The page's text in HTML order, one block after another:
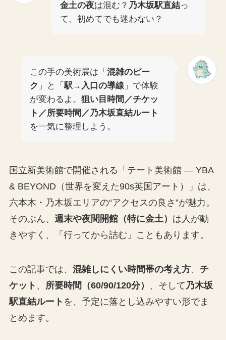
金土の夜は混む？ 乃木坂駅直結っ
て、初めてでも迷わない？
この手の美術展は「 混雑のピー
ク 」と「駅→入口の導線」で体験
が変わるよ。 狙い目時間／チケッ
ト／所要時間／乃木坂直結ルート
を一気に整理しよう。
国立新美術館で開催される「テート美術館 ― YBA
& BEYOND（世界を変えた90s英国アート）」は、
六本木・乃木坂エリアの“アクセスの良さ”が魅力。
そのぶん、 週末や夜間開館（特に金土） は人が動
きやすく、「行ってから詰む」こともあります。
この記事では、 混雑しにくい時間帯の考え方、 チ
ケット 、 所要時間（60/90/120分） 、そして 乃木坂
駅直結ルート を、予定に落とし込みやすい形でま
とめます。